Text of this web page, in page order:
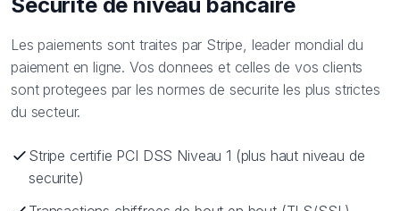
Les paiements sont traites par Stripe, leader mondial du
paiement en ligne. Vos donnees et celles de vos clients
sont protegees par les normes de securite les plus strictes
du secteur.
Stripe certifie PCI DSS Niveau 1 (plus haut niveau de
securite)